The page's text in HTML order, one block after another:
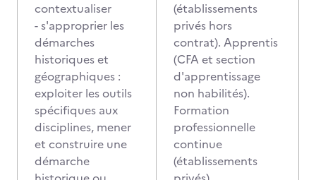
contextualiser
- s'approprier les
démarches
historiques et
géographiques :
exploiter les outils
spécifiques aux
disciplines, mener
et construire une
démarche
(établissements
privés hors
contrat). Apprentis
(CFA et section
d'apprentissage
non habilités).
Formation
professionnelle
continue
(établissements